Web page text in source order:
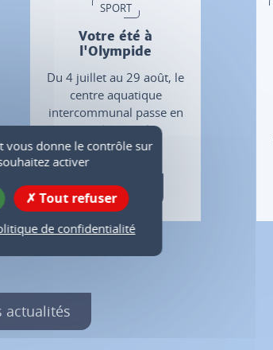
SPORT
Votre été à
l'Olympide
Du 4 juillet au 29 août, le
centre aquatique
intercommunal passe en
mode estival.
Plus d'infos
actualités
vous donne le contrôle sur
activer
Tout refuser
de confidentialité